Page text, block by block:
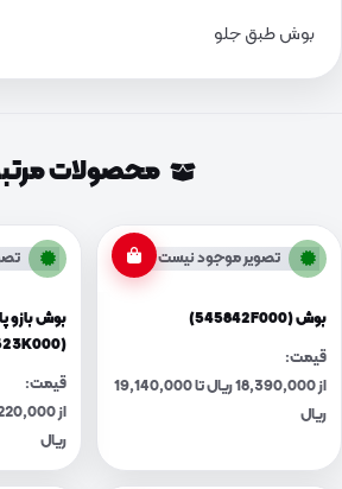
بوش طبق جلو
محصولات
تصویر موجود نیست
بوش (545842F000)
قیمت:
از 18,390,000 ریال تا 19,140,000
ریال
بوش بازو
(545523K000)
قیمت:
ریال